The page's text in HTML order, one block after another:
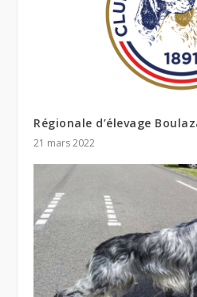
Régionale d’élevage
21 mars 2022